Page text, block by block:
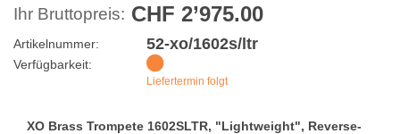
Ihr Bruttopreis: CHF 2’975.00
Artikelnummer: 52-xo/1602s/ltr
Verfügbarkeit:
Liefertermin folgt
XO Brass Trompete 1602SLTR, "Lightweight", Reverse-